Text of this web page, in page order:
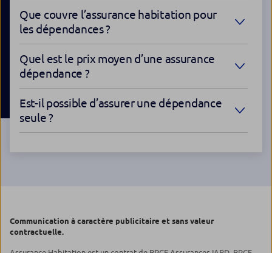
Que couvre l’assurance habitation pour
les dépendances ?
Quel est le prix moyen d’une assurance
dépendance ?
Est-il possible d’assurer une dépendance
seule ?
Communication à caractère publicitaire et sans valeur
contractuelle.